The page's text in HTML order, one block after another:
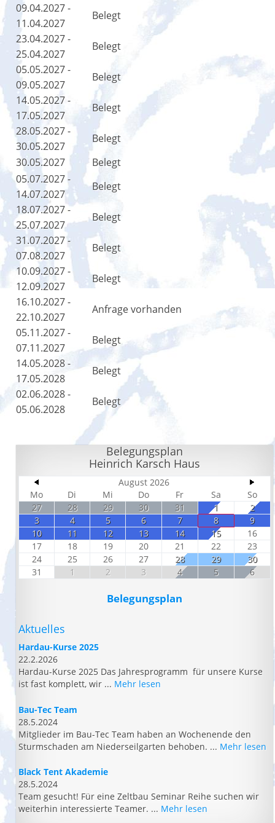
09.04.2027 -
11.04.2027
Belegt
23.04.2027 -
25.04.2027
Belegt
05.05.2027 -
09.05.2027
Belegt
14.05.2027 -
17.05.2027
Belegt
28.05.2027 -
30.05.2027
Belegt
30.05.2027
Belegt
05.07.2027 -
14.07.2027
Belegt
18.07.2027 -
25.07.2027
Belegt
31.07.2027 -
07.08.2027
Belegt
10.09.2027 -
12.09.2027
Belegt
16.10.2027 -
22.10.2027
Anfrage vorhanden
05.11.2027 -
07.11.2027
Belegt
14.05.2028 -
17.05.2028
Belegt
02.06.2028 -
05.06.2028
Belegt
Belegungsplan
Heinrich Karsch Haus
August 2026
Mo
Di Mi Do Fr Sa
So
27
28 29 30 31 1
2
3
4 5 6 7 8
9
10
11 12 13 14 15
16
17
18 19 20 21 22
23
24
25 26 27 28 29
30
31
1 2 3 4 5 6
Belegungsplan
Aktuelles
Hardau-Kurse 2025
22.2.2026
Hardau-Kurse 2025 Das Jahresprogramm für unsere Kurse
ist fast komplett, wir ... Mehr lesen
Bau-Tec Team
28.5.2024
Mitglieder im Bau-Tec Team haben an Wochenende den
Sturmschaden am Niederseilgarten behoben. ... Mehr lesen
Black Tent Akademie
28.5.2024
Team gesucht! Für eine Zeltbau Seminar Reihe suchen wir
weiterhin interessierte Teamer. ... Mehr lesen